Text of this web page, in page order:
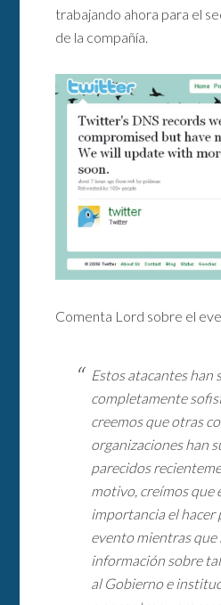
trabajando ahora para el
de la compañía.
Comenta Lord sobre el
Estos atacantes han
completamente
creemos que otras
organizaciones han
parecidos
motivo, creímos que
importancia el hacer
evento mientras que
información sobre
al Gobierno e